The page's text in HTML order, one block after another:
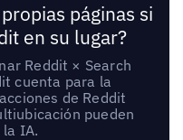
páginas si
en su lugar?
Reddit × Search
cuenta para la
de Reddit
pueden
IA.